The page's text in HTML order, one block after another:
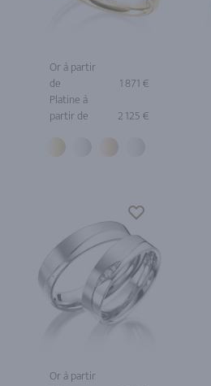
Or à partir
de
1 871 €
Platine à
partir de
2 125 €
Or à partir